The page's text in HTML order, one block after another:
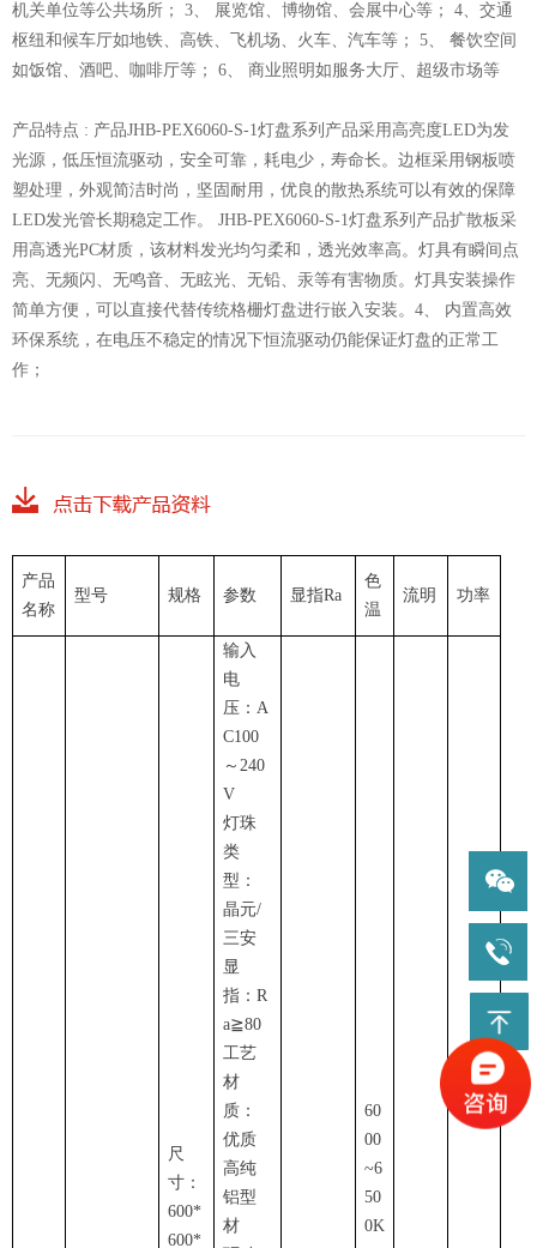
产品
名称
型号 规格 参数 显指Ra
色
温
流明 功率
尺
寸：
600*
600*
输入
电
压：A
C100
～240
V
灯珠
类
型：
晶元/
三安
显
指：R
a≧80
工艺
材
质：
优质
高纯
铝型
材
60
00
~6
50
0K
机关单位等公共场所； 3、 展览馆、博物馆、会展中心等； 4、交通
枢纽和候车厅如地铁、高铁、飞机场、火车、汽车等； 5、 餐饮空间
如饭馆、酒吧、咖啡厅等； 6、 商业照明如服务大厅、超级市场等
产品特点 : 产品JHB-PEX6060-S-1灯盘系列产品采用高亮度LED为发
光源，低压恒流驱动，安全可靠，耗电少，寿命长。边框采用钢板喷
塑处理，外观简洁时尚，坚固耐用，优良的散热系统可以有效的保障
LED发光管长期稳定工作。 JHB-PEX6060-S-1灯盘系列产品扩散板采
用高透光PC材质，该材料发光均匀柔和，透光效率高。灯具有瞬间点
亮、无频闪、无鸣音、无眩光、无铅、汞等有害物质。灯具安装操作
简单方便，可以直接代替传统格栅灯盘进行嵌入安装。4、 内置高效
环保系统，在电压不稳定的情况下恒流驱动仍能保证灯盘的正常工
作；